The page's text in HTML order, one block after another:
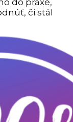
či stál